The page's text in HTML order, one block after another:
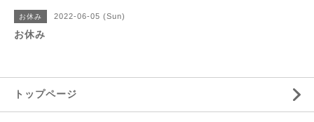
お休み 2022-06-05 (Sun)
お休み
トップページ